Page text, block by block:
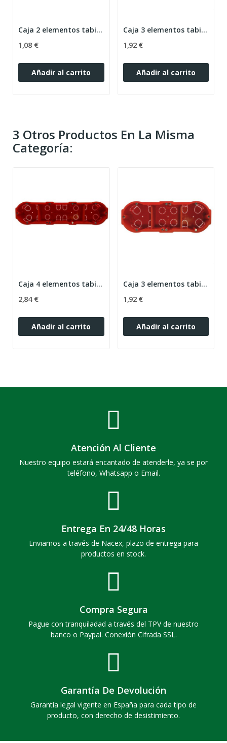
Caja 2 elementos tabique hueco 2342 BJC
1,08 €
Añadir al carrito
Caja 3 elementos tabique hueco 2343 BJC
1,92 €
Añadir al carrito
3 Otros Productos En La Misma
Categoría:
Caja 4 elementos tabique hueco 2344 BJC
2,84 €
Añadir al carrito
Caja 3 elementos tabique hueco 2343 BJC
1,92 €
Añadir al carrito
Atención Al Cliente
Nuestro equipo estará encantado de atenderle, ya se por
teléfono, Whatsapp o Email.
Entrega En 24/48 Horas
Enviamos a través de Nacex, plazo de entrega para
productos en stock.
Compra Segura
Pague con tranquiladad a través del TPV de nuestro
banco o Paypal. Conexión Cifrada SSL.
Garantía De Devolución
Garantía legal vigente en España para cada tipo de
producto, con derecho de desistimiento.